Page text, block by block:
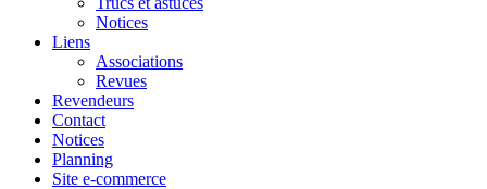
Notices
Liens
Associations
Revues
Revendeurs
Contact
Notices
Planning
Site e-commerce